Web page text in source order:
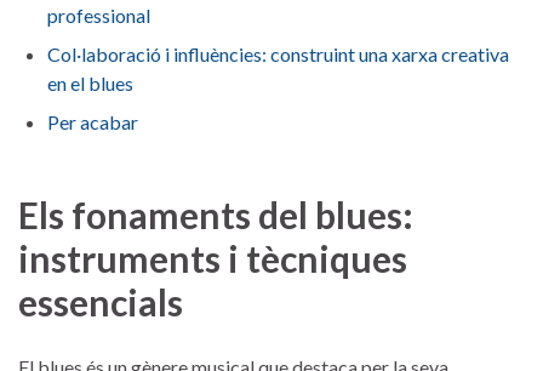
professional
Col·laboració i influències: construint una xarxa ⁤creativa⁢
en el blues
Per ⁤acabar
Els fonaments ⁣del blues:
instruments i tècniques
essencials